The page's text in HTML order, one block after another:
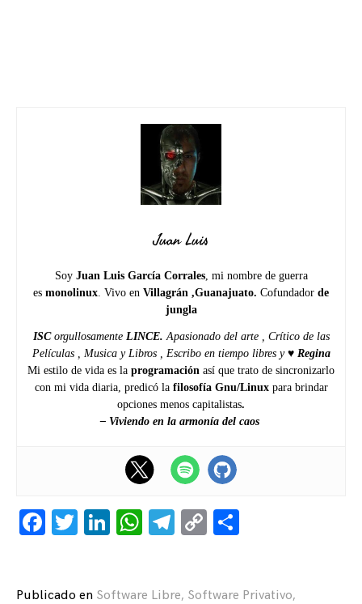
Juan Luis
Soy Juan Luis García Corrales, mi nombre de guerra
es monolinux. Vivo en Villagrán ,Guanajuato. Cofundador de
jungla
ISCorgullosamente LINCE. Apasionado del arte , Crítico de las
Películas , Musica y Libros , Escribo en tiempo libres y ♥ Regina
Mi estilo de vida es la programación así que trato de sincronizarlo
con mi vida diaria, predicó la filosofía Gnu/Linux para brindar
opciones menos capitalistas.
– Viviendo en la armonía del caos
Facebook
Twitter
LinkedIn
WhatsApp
Telegram
Copy
Publicado en Software Libre, Software Privativo,